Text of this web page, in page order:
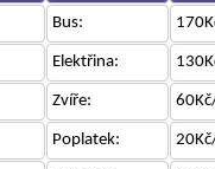
Bus:
Elektřina:
Zvíře:
Poplatek: